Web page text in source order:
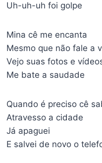
Uh-uh-uh foi golpe
Mina cê me encanta
Mesmo que não fale a
Vejo suas fotos e
Me bate a saudade
Quando é preciso cê
Atravesso a cidade
Já apaguei
E salvei de novo o